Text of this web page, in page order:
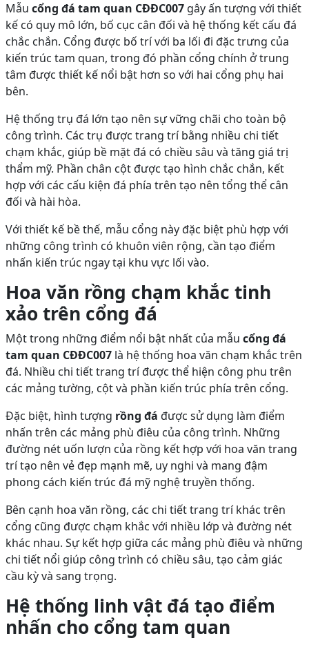
Mẫu cổng đá tam quan CĐĐC007 gây ấn tượng với thiết
kế có quy mô lớn, bố cục cân đối và hệ thống kết cấu đá
chắc chắn. Cổng được bố trí với ba lối đi đặc trưng của
kiến trúc tam quan, trong đó phần cổng chính ở trung
tâm được thiết kế nổi bật hơn so với hai cổng phụ hai
bên.
Hệ thống trụ đá lớn tạo nên sự vững chãi cho toàn bộ
công trình. Các trụ được trang trí bằng nhiều chi tiết
chạm khắc, giúp bề mặt đá có chiều sâu và tăng giá trị
thẩm mỹ. Phần chân cột được tạo hình chắc chắn, kết
hợp với các cấu kiện đá phía trên tạo nên tổng thể cân
đối và hài hòa.
Với thiết kế bề thế, mẫu cổng này đặc biệt phù hợp với
những công trình có khuôn viên rộng, cần tạo điểm
nhấn kiến trúc ngay tại khu vực lối vào.
Hoa văn rồng chạm khắc tinh
xảo trên cổng đá
Một trong những điểm nổi bật nhất của mẫu cổng đá
tam quan CĐĐC007 là hệ thống hoa văn chạm khắc trên
đá. Nhiều chi tiết trang trí được thể hiện công phu trên
các mảng tường, cột và phần kiến trúc phía trên cổng.
Đặc biệt, hình tượng rồng đá được sử dụng làm điểm
nhấn trên các mảng phù điêu của công trình. Những
đường nét uốn lượn của rồng kết hợp với hoa văn trang
trí tạo nên vẻ đẹp mạnh mẽ, uy nghi và mang đậm
phong cách kiến trúc đá mỹ nghệ truyền thống.
Bên cạnh hoa văn rồng, các chi tiết trang trí khác trên
cổng cũng được chạm khắc với nhiều lớp và đường nét
khác nhau. Sự kết hợp giữa các mảng phù điêu và những
chi tiết nổi giúp công trình có chiều sâu, tạo cảm giác
cầu kỳ và sang trọng.
Hệ thống linh vật đá tạo điểm
nhấn cho cổng tam quan